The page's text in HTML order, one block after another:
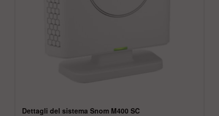
Dettagli del sistema Snom M400 SC